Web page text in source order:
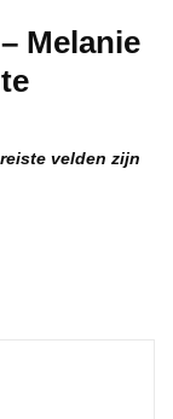
Melanie
velden zijn